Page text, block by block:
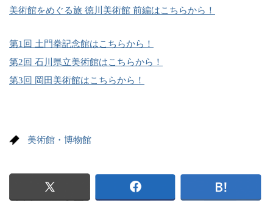
美術館をめぐる旅 徳川美術館 前編はこちらから！
第1回 土門拳記念館はこちらから！
第2回 石川県立美術館はこちらから！
第3回 岡田美術館はこちらから！
美術館・博物館